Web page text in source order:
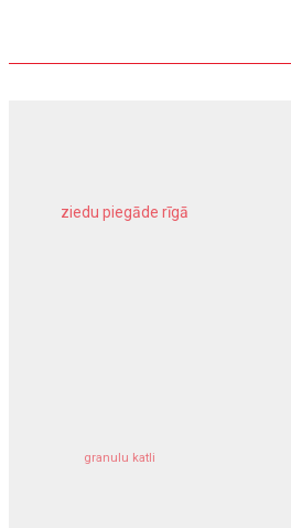
ziedu piegāde rīgā
granulu katli